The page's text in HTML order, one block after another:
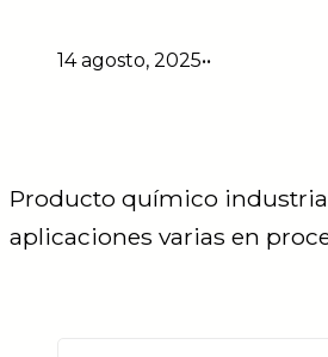
14 agosto, 2025••
Producto químico
aplicaciones varias en